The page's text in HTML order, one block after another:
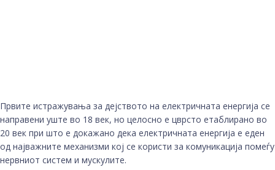
Првите истражувања за дејството на електричната енергија се
направени уште во 18 век, но целосно е цврсто етаблирано во
20 век при што е докажано дека електричната енергија е еден
од најважните механизми кој се користи за комуникација помеѓу
нервниот систем и мускулите.